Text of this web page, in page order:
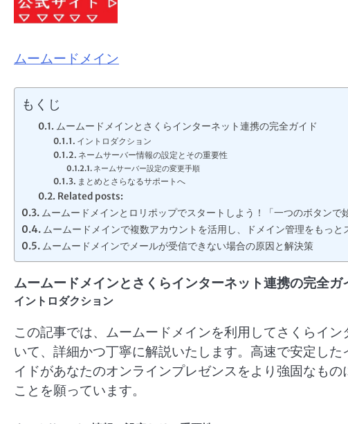
ムームードメイン
もくじ
ムームードメインとさくらインターネット連携の完全ガイド
イントロダクション
ネームサーバー情報の設定とその重要性
ネームサーバー設定の変更手順
まとめとさらなるサポートへ
Related posts:
ムームードメインとロリポップでスタートしよう！「一つのボタンで
ムームードメインで複数アカウントを活用し、ドメイン管理をもっと
ムームードメインでメールが受信できない場合の原因と解決策
ムームードメインとさくらインターネット連携の完全ガ
イントロダクション
この記事では、ムームードメインを利用してさくらイ
いて、詳細かつ丁寧に解説いたします。高速で安定し
イドがあなたのオンラインプレゼンスをより強固なも
ことを願っています。